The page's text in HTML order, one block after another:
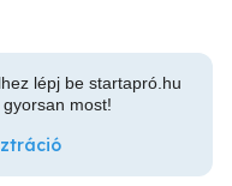
lépj be startapró.hu
most!